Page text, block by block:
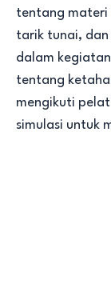
tentang materi
tarik tunai,
dalam
tentang
mengikuti
simulasi untuk